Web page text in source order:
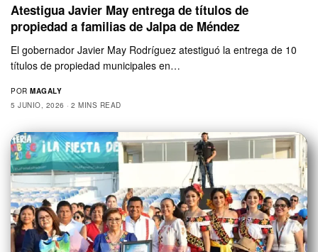
Atestigua Javier May entrega de títulos de
propiedad a familias de Jalpa de Méndez
El gobernador Javier May Rodríguez atestiguó la entrega de 10
títulos de propiedad municipales en…
POR MAGALY
5 JUNIO, 2026
2 MINS READ